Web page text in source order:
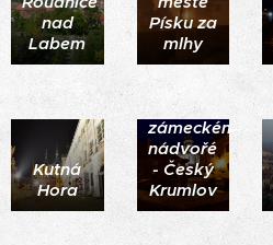
nad
Labem
Písku za
mlhy
Kutná
Hora
kašna
na
zámeckém
nádvořé
- Český
Krumlov